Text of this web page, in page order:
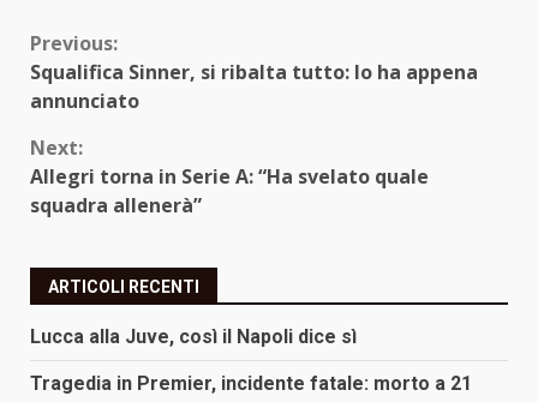
Continue
Reading
Previous:
Squalifica Sinner, si ribalta tutto: lo ha appena
annunciato
Next:
Allegri torna in Serie A: “Ha svelato quale
squadra allenerà”
ARTICOLI RECENTI
Lucca alla Juve, così il Napoli dice sì
Tragedia in Premier, incidente fatale: morto a 21